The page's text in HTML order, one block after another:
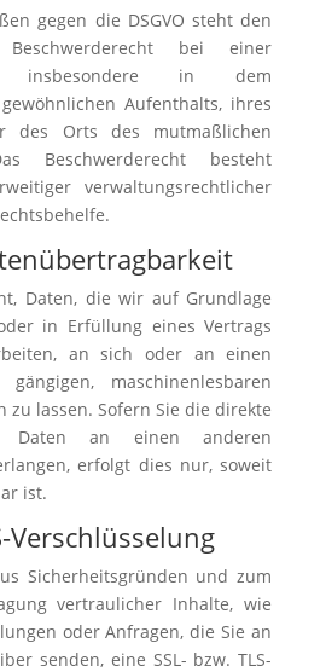
gegen die DSGVO steht den
bei einer
insbesondere in dem
Aufenthalts, ihres
des Orts des mutmaßlichen
Beschwerderecht besteht
verwaltungsrechtlicher
Daten, die wir auf Grundlage
in Erfüllung eines Vertrags
an sich oder an einen
maschinenlesbaren
zu lassen. Sofern Sie die direkte
Daten an einen anderen
erfolgt dies nur, soweit
ist.
Verschlüsselung
Sicherheitsgründen und zum
vertraulicher Inhalte, wie
oder Anfragen, die Sie an
senden, eine SSL- bzw. TLS-